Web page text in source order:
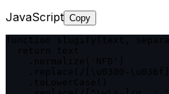
JavaScript Copy